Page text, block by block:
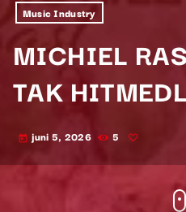
Music Industry
MICHIEL
TAK
today juni 5, 2026 5